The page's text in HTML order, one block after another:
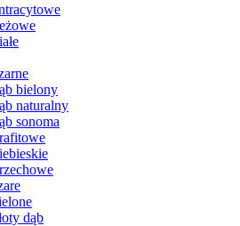
bielony
naturalny
sonoma
dąb